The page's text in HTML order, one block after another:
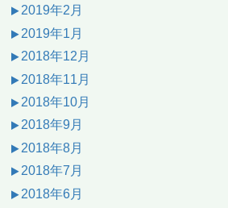
2019年2月
2019年1月
2018年12月
2018年11月
2018年10月
2018年9月
2018年8月
2018年7月
2018年6月